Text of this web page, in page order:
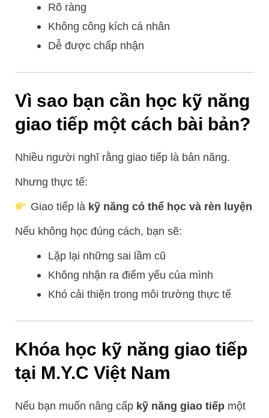
Rõ ràng
Không công kích cá nhân
Dễ được chấp nhận
Vì sao bạn cần học kỹ năng
giao tiếp một cách bài bản?
Nhiều người nghĩ rằng giao tiếp là bản năng.
Nhưng thực tế:
Giao tiếp là kỹ năng có thể học và rèn luyện
Nếu không học đúng cách, bạn sẽ:
Lặp lại những sai lầm cũ
Không nhận ra điểm yếu của mình
Khó cải thiện trong môi trường thực tế
Khóa học kỹ năng giao tiếp
tại M.Y.C Việt Nam
Nếu bạn muốn nâng cấp kỹ năng giao tiếpmột